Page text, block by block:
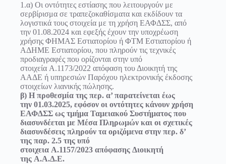
1.α) Οι οντότητες εστίασης που λειτουργούν με
σερβίρισμα σε τραπεζοκαθίσματα και εκδίδουν τα
λογιστικά τους στοιχεία με τη χρήση ΕΑΦΔΣΣ, από
την 01.08.2024 και εφεξής έχουν την υποχρέωση
χρήσης ΦΗΜΑΣ Εστιατορίου ή ΦΤΜ Εστιατορίου ή
ΑΔΗΜΕ Εστιατορίου, που πληρούν τις τεχνικές
προδιαγραφές που ορίζονται στην υπό
στοιχεία Α.1173/2022 απόφαση του Διοικητή της
ΑΑΔΕ ή υπηρεσιών Παρόχου ηλεκτρονικής έκδοσης
στοιχείων λιανικής πώλησης.
β) Η προθεσμία της περ. α’ παρατείνεται έως
την 01.03.2025, εφόσον οι οντότητες κάνουν χρήση
ΕΑΦΔΣΣ ως τμήμα Ταμειακού Συστήματος που
διασυνδέεται με Μέσα Πληρωμών και οι σχετικές
διασυνδέσεις πληρούν τα οριζόμενα στην περ. δ’
της παρ. 2.5 της υπό
στοιχεια Α.1157/2023 απόφασης Διοικητή
της Α.Α.Δ.Ε.